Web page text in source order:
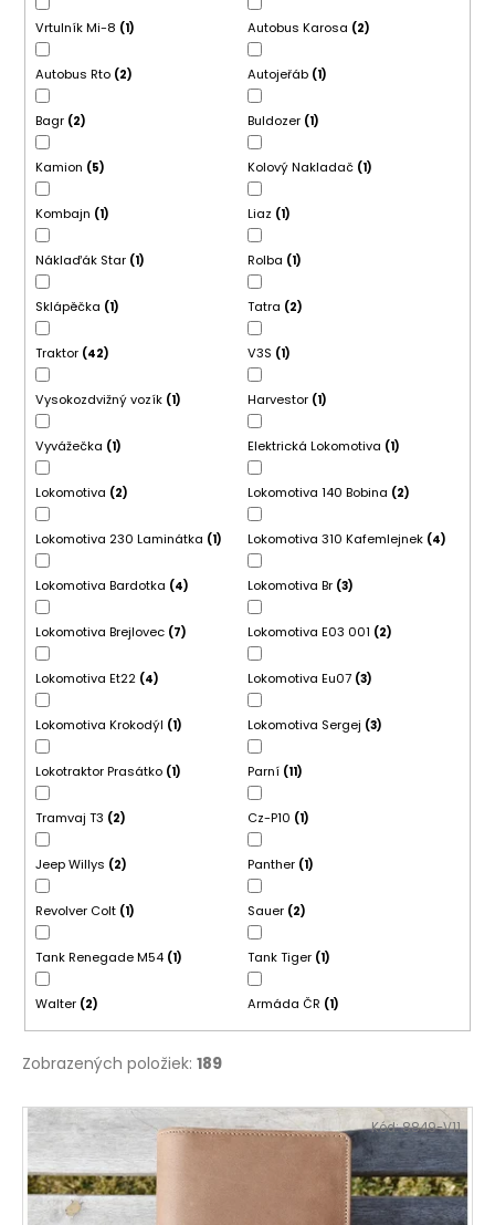
Vrtulník Mi-8 1 Autobus Karosa 2
Autobus Rto 2 Autojeřáb 1
Bagr 2 Buldozer 1
Kamion 5 Kolový Nakladač 1
Kombajn 1 Liaz 1
Náklaďák Star 1 Rolba 1
Sklápěčka 1 Tatra 2
Traktor 42 V3S 1
Vysokozdvižný vozík 1 Harvestor 1
Vyvážečka 1 Elektrická Lokomotiva 1
Lokomotiva 2 Lokomotiva 140 Bobina 2
Lokomotiva 230 Laminátka 1 Lokomotiva 310 Kafemlejnek 4
Lokomotiva Bardotka 4 Lokomotiva Br 3
Lokomotiva Brejlovec 7 Lokomotiva E03 001 2
Lokomotiva Et22 4 Lokomotiva Eu07 3
Lokomotiva Krokodýl 1 Lokomotiva Sergej 3
Lokotraktor Prasátko 1 Parní 11
Tramvaj T3 2 Cz-P10 1
Jeep Willys 2 Panther 1
Revolver Colt 1 Sauer 2
Tank Renegade M54 1 Tank Tiger 1
Walter 2 Armáda ČR 1
Zobrazených položiek: 189
V
ý
p
i
Kód:8849-V11